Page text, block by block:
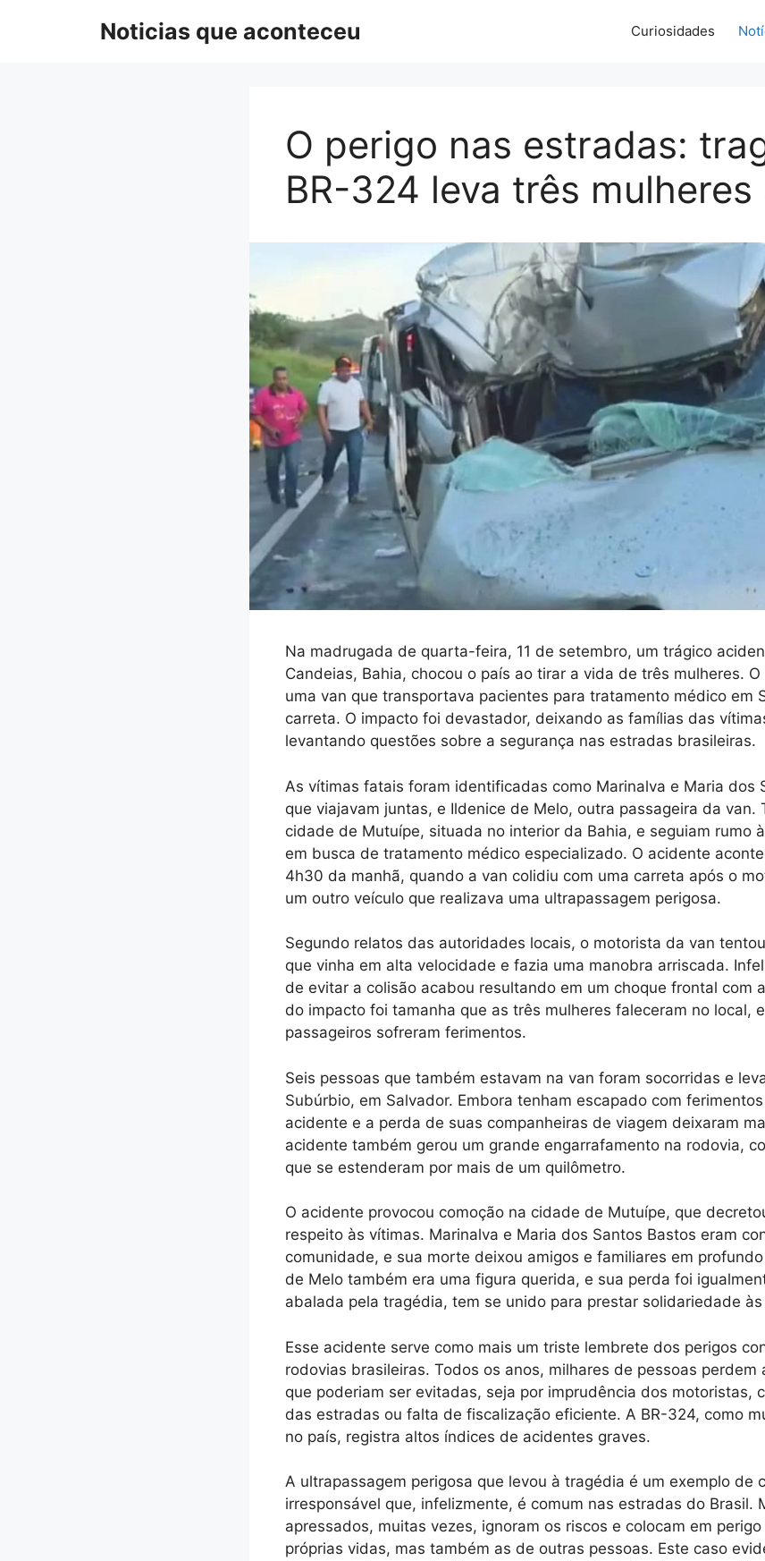
Noticias que aconteceu Curiosidades
O perigo nas estradas:
BR-324 leva três
Na madrugada de quarta-feira, 11 de setembro, um trágico
Candeias, Bahia, chocou o país ao tirar a vida de três mulheres.
uma van que transportava pacientes para tratamento médico em
carreta. O impacto foi devastador, deixando as famílias das
levantando questões sobre a segurança nas estradas brasileiras.
As vítimas fatais foram identificadas como Marinalva e Maria dos
que viajavam juntas, e Ildenice de Melo, outra passageira da van.
cidade de Mutuípe, situada no interior da Bahia, e seguiam rumo
em busca de tratamento médico especializado. O acidente
4h30 da manhã, quando a van colidiu com uma carreta após o
um outro veículo que realizava uma ultrapassagem perigosa.
Segundo relatos das autoridades locais, o motorista da van
que vinha em alta velocidade e fazia uma manobra arriscada.
de evitar a colisão acabou resultando em um choque frontal com
do impacto foi tamanha que as três mulheres faleceram no local,
passageiros sofreram ferimentos.
Seis pessoas que também estavam na van foram socorridas e
Subúrbio, em Salvador. Embora tenham escapado com
acidente e a perda de suas companheiras de viagem deixaram
acidente também gerou um grande engarrafamento na rodovia,
que se estenderam por mais de um quilômetro.
O acidente provocou comoção na cidade de Mutuípe, que
respeito às vítimas. Marinalva e Maria dos Santos Bastos eram
comunidade, e sua morte deixou amigos e familiares em
de Melo também era uma figura querida, e sua perda foi
abalada pela tragédia, tem se unido para prestar solidariedade
Esse acidente serve como mais um triste lembrete dos perigos
rodovias brasileiras. Todos os anos, milhares de pessoas perdem
que poderiam ser evitadas, seja por imprudência dos motoristas,
das estradas ou falta de fiscalização eficiente. A BR-324, como
no país, registra altos índices de acidentes graves.
A ultrapassagem perigosa que levou à tragédia é um exemplo de
irresponsável que, infelizmente, é comum nas estradas do Brasil.
apressados, muitas vezes, ignoram os riscos e colocam em
próprias vidas, mas também as de outras pessoas. Este caso